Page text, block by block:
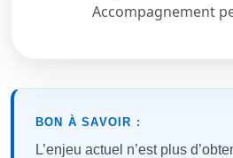
Accompagnement
BON À SAVOIR :
L’enjeu actuel n’est plus